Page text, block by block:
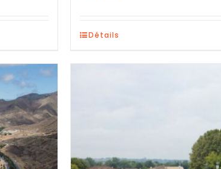
Détails